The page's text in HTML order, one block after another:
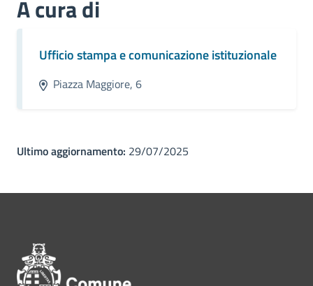
A cura di
Ufficio stampa e comunicazione istituzionale
Piazza Maggiore, 6
Ultimo aggiornamento: 29/07/2025